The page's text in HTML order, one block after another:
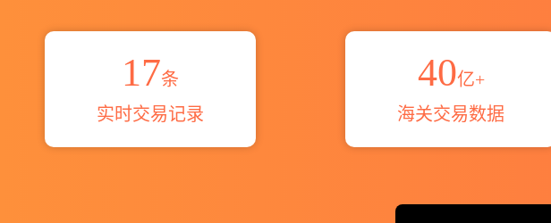
17条
实时交易记录
40亿+
海关交易数据